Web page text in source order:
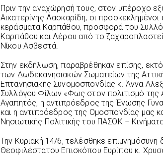
Πριν την αναχώρησή τους, στον υπέροχο
Αικατερίνης Λασκαρίδη, οι
κεράσματα Καρπάθου, προσφορά του
Καρπάθου και Λέρου από το
Νίκου Ασβεστά.
Στην εκδήλωση, παραβρέθηκαν επίσης,
των Δωδεκανησιακών Σωματείων της
Επτανησιακής Συνομοσπονδίας κ. Άννα
Συλλόγου Φίλων «Φως στον πολιτισμό της
Αγαπητός, η αντιπρόεδρος της Ένωσης
και η αντιπρόεδρος της Ομοσπονδίας μας
Νησιωτικής Πολιτικής του ΠΑΣΟΚ –
Την Κυριακή 14/6, τελέσθηκε επιμνημόσυνη
Θεοφιλέστατου Επισκόπου Ευρίπου κ.